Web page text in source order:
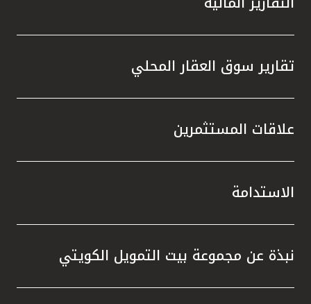
تقارير سوق العقار المحلي
علاقات المستثمرين
الاستدامة
نبذة عن مجموعة بيت التمويل الكويتي